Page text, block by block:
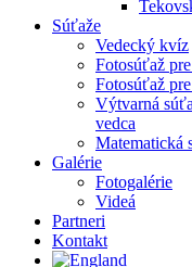
Súťaže
Vedecký kvíz
Fotosúťaž
Fotosúťaž
Výtvarná
vedca
Matematická
Galérie
Fotogalérie
Videá
Partneri
Kontakt